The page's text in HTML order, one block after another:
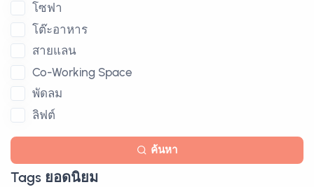
โซฟา
โต๊ะอาหาร
สายแลน
Co-Working Space
พัดลม
ลิฟต์
ค้นหา
Tags ยอดนิยม